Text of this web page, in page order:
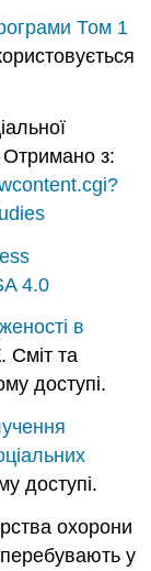
Том 1
Отримано з:
4.0
в
Сміт та
доступі.
доступі.
охорони
у